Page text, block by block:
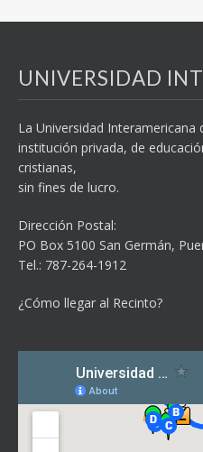
UNIVERSIDAD
La Universidad Interamericana
institución privada, de
cristianas,
sin fines de lucro.
Dirección Postal:
PO Box 5100 San Germán,
Tel.: 787-264-1912
¿Cómo llegar al Recinto?